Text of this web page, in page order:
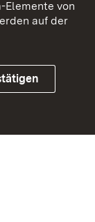
von
auf der